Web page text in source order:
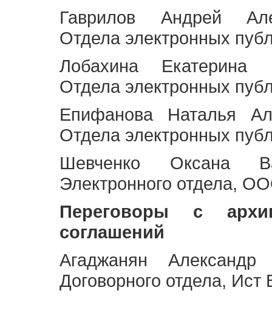
Гаврилов Андрей
Отдела электронных
Лобахина Екатерина
Отдела электронных
Епифанова Наталья
Отдела электронных
Шевченко Оксана
Электронного отдела,
Переговоры с
соглашений
Агаджанян Александр
Договорного отдела,